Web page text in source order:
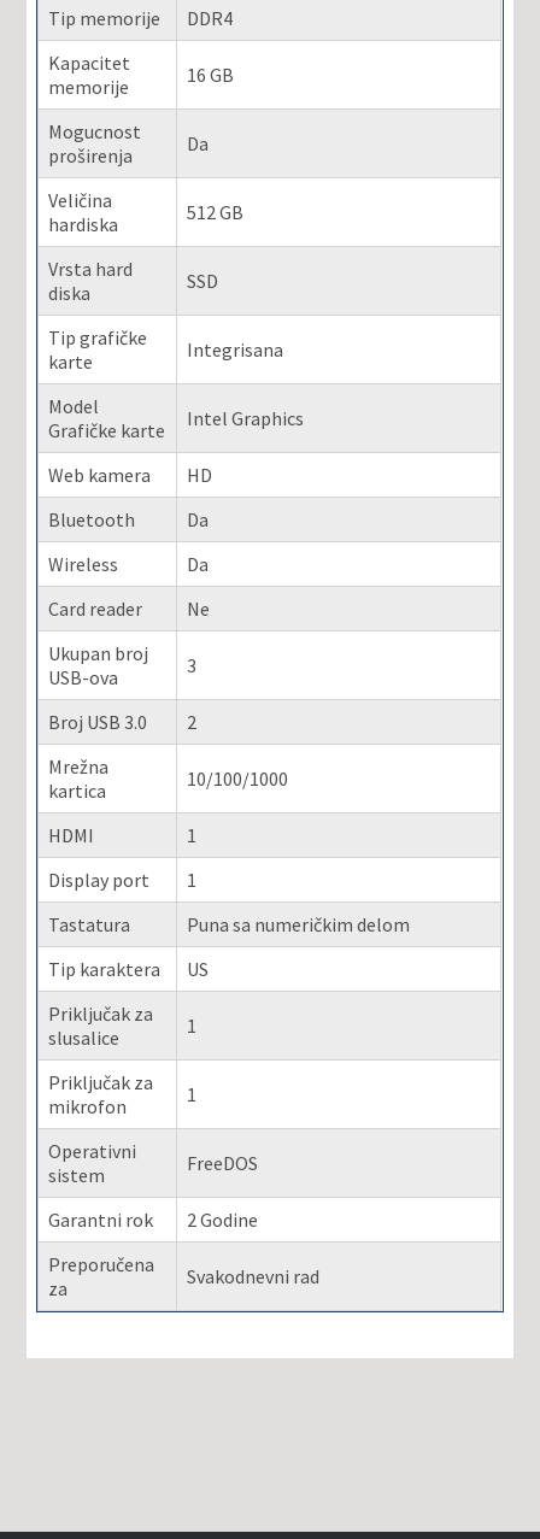
Tip memorije
DDR4
Kapacitet
memorije
16 GB
Mogucnost
proširenja
Da
Veličina
hardiska
512 GB
Vrsta hard
diska
SSD
Tip grafičke
karte
Integrisana
Model
Grafičke karte
Intel Graphics
Web kamera
HD
Bluetooth
Da
Wireless
Da
Card reader
Ne
Ukupan broj
USB-ova
3
Broj USB 3.0
2
Mrežna
kartica
10/100/1000
HDMI
1
Display port
1
Tastatura
Puna sa numeričkim delom
Tip karaktera
US
Priključak za
slusalice
1
Priključak za
mikrofon
1
Operativni
sistem
FreeDOS
Garantni rok
2 Godine
Preporučena
za
Svakodnevni rad